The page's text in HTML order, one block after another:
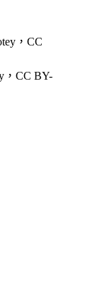
，CC BY-